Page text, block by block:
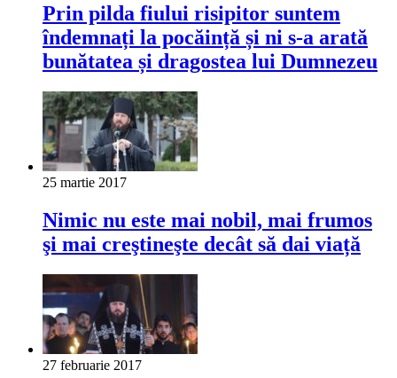
Prin pilda fiului risipitor suntem
îndemnați la pocăință și ni s-a arată
bunătatea și dragostea lui Dumnezeu
25 martie 2017
Nimic nu este mai nobil, mai frumos
şi mai creştineşte decât să dai viață
27 februarie 2017